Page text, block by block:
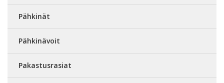
Pähkinät
Pähkinävoit
Pakastusrasiat